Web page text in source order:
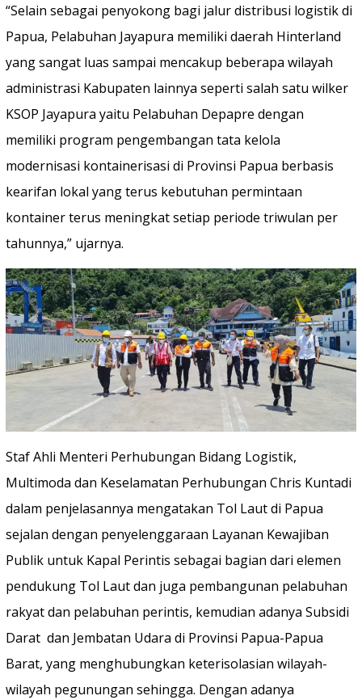
“Selain sebagai penyokong bagi jalur distribusi logistik di
Papua, Pelabuhan Jayapura memiliki daerah Hinterland
yang sangat luas sampai mencakup beberapa wilayah
administrasi Kabupaten lainnya seperti salah satu wilker
KSOP Jayapura yaitu Pelabuhan Depapre dengan
memiliki program pengembangan tata kelola
modernisasi kontainerisasi di Provinsi Papua berbasis
kearifan lokal yang terus kebutuhan permintaan
kontainer terus meningkat setiap periode triwulan per
tahunnya,” ujarnya.
Staf Ahli Menteri Perhubungan Bidang Logistik,
Multimoda dan Keselamatan Perhubungan Chris Kuntadi
dalam penjelasannya mengatakan Tol Laut di Papua
sejalan dengan penyelenggaraan Layanan Kewajiban
Publik untuk Kapal Perintis sebagai bagian dari elemen
pendukung Tol Laut dan juga pembangunan pelabuhan
rakyat dan pelabuhan perintis, kemudian adanya Subsidi
Darat dan Jembatan Udara di Provinsi Papua-Papua
Barat, yang menghubungkan keterisolasian wilayah-
wilayah pegunungan sehingga. Dengan adanya